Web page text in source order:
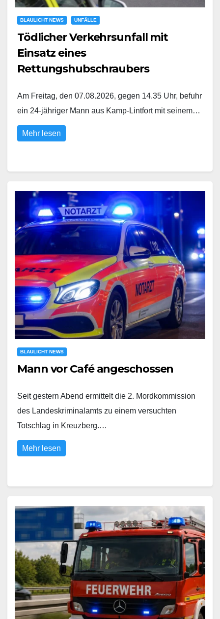
BLAULICHT NEWS UNFÄLLE
Tödlicher Verkehrsunfall mit
Einsatz eines
Rettungshubschraubers
Am Freitag, den 07.08.2026, gegen 14.35 Uhr, befuhr
ein 24-jähriger Mann aus Kamp-Lintfort mit seinem…
Mehr lesen
BLAULICHT NEWS
Mann vor Café angeschossen
Seit gestern Abend ermittelt die 2. Mordkommission
des Landeskriminalamts zu einem versuchten
Totschlag in Kreuzberg.…
Mehr lesen